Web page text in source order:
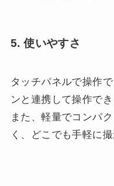
5. 使いやすさ
タッチパネルで操作
ンと連携して操作で
また、軽量でコンパ
く、どこでも手軽に撮